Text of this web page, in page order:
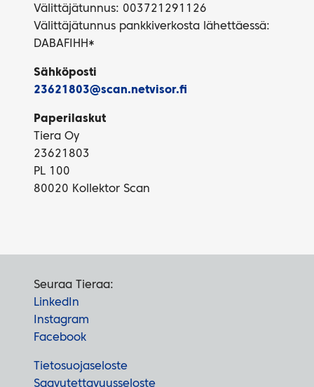
Välittäjätunnus: 003721291126
Välittäjätunnus pankkiverkosta lähettäessä:
DABAFIHH*
Sähköposti
23621803@scan.netvisor.fi
Paperilaskut
Tiera Oy
23621803
PL 100
80020 Kollektor Scan
Seuraa Tieraa:
LinkedIn
Instagram
Facebook
Tietosuojaseloste
Saavutettavuusseloste